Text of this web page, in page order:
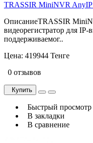
TRASSIR MiniNVR AnyIP
ОписаниеTRASSIR
видеорегистратор для
поддерживаемог..
Цена: 419944 Тенге
0 отзывов
Купить
Быстрый просмотр
В закладки
В сравнение